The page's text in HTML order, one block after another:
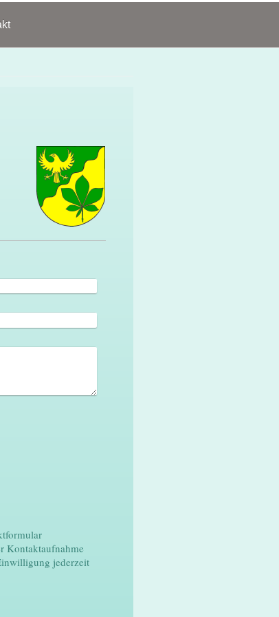
Kontaktaufnahme
jederzeit